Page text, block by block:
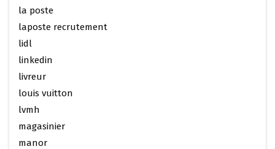
la poste
laposte recrutement
lidl
linkedin
livreur
louis vuitton
lvmh
magasinier
manor